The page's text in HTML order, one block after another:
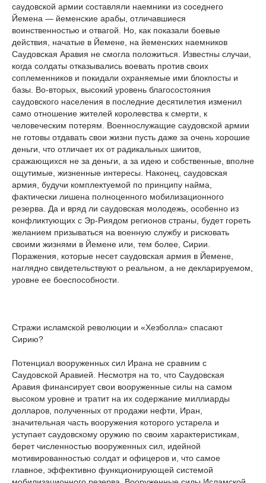
саудовской армии составляли наемники из соседнего
Йемена — йеменские арабы, отличавшиеся
воинственностью и отвагой. Но, как показали боевые
действия, начатые в Йемене, на йеменских наемников
Саудовская Аравия не смогла положиться. Известны случаи,
когда солдаты отказывались воевать против своих
соплеменников и покидали охраняемые ими блокпосты и
базы. Во-вторых, высокий уровень благосостояния
саудовского населения в последние десятилетия изменил
само отношение жителей королевства к смерти, к
человеческим потерям. Военнослужащие саудовской армии
не готовы отдавать свои жизни пусть даже за очень хорошие
деньги, что отличает их от радикальных шиитов,
сражающихся не за деньги, а за идею и собственные, вполне
ощутимые, жизненные интересы. Наконец, саудовская
армия, будучи комплектуемой по принципу найма,
фактически лишена полноценного мобилизационного
резерва. Да и вряд ли саудовская молодежь, особенно из
конфликтующих с Эр-Риядом регионов страны, будет гореть
желанием призываться на военную службу и рисковать
своими жизнями в Йемене или, тем более, Сирии.
Поражения, которые несет саудовская армия в Йемене,
наглядно свидетельствуют о реальном, а не декларируемом,
уровне ее боеспособности.
Стражи исламской революции и «Хезболла» спасают
Сирию?
Потенциал вооруженных сил Ирана не сравним с
Саудовской Аравией. Несмотря на то, что Саудовская
Аравия финансирует свои вооруженные силы на самом
высоком уровне и тратит на их содержание миллиарды
долларов, полученных от продажи нефти, Иран,
значительная часть вооружения которого устарела и
уступает саудовскому оружию по своим характеристикам,
берет численностью вооруженных сил, идейной
мотивированностью солдат и офицеров и, что самое
главное, эффективно функционирующей системой